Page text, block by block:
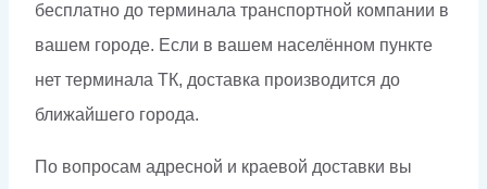
бесплатно до терминала транспортной компании в
вашем городе. Если в вашем населённом пункте
нет терминала ТК, доставка производится до
ближайшего города.
По вопросам адресной и краевой доставки вы